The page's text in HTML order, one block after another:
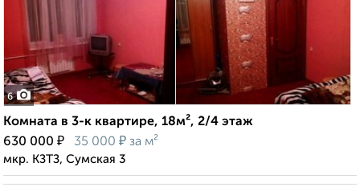
6
Комната в 3-к квартире, 18м², 2/4 этаж
630 000 ₽ 35 000 ₽ за м²
мкр. КЗТЗ, Сумская 3